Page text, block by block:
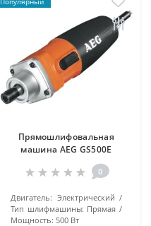
Прямошлифовальная
машина AEG GS500E
0
Двигатель: Электрический
Тип шлифмашины: Прямая
Мощность: 500 Вт